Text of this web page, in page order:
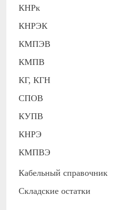
КНРк
КНРЭК
КМПЭВ
КМПВ
КГ, КГН
СПОВ
КУПВ
КНРЭ
КМПВЭ
Кабельный справочник
Складские остатки